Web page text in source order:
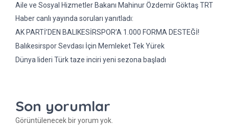
Aile ve Sosyal Hizmetler Bakanı Mahinur Özdemir Göktaş TRT
Haber canlı yayında soruları yanıtladı:
AK PARTİ’DEN BALIKESİRSPOR’A 1.000 FORMA DESTEĞİ!
Balıkesirspor Sevdası İçin Memleket Tek Yürek
Dünya lideri Türk taze inciri yeni sezona başladı
Son yorumlar
Görüntülenecek bir yorum yok.